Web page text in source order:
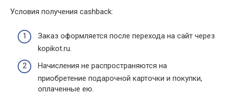
Условия получения cashback:
Заказ оформляется после перехода на сайт через
kopikot.ru.
Начисления не распространяются на
приобретение подарочной карточки и покупки,
оплаченные ею.